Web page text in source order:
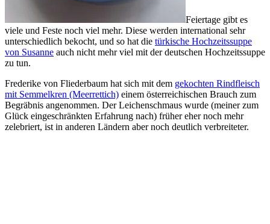
Feiertage gibt es
viele und Feste noch viel mehr. Diese werden international sehr
unterschiedlich bekocht, und so hat die türkische Hochzeitssuppe
von Susanne auch nicht mehr viel mit der deutschen Hochzeitssuppe
zu tun.
Frederike von Fliederbaum hat sich mit dem gekochten Rindfleisch
mit Semmelkren (Meerrettich) einem österreichischen Brauch zum
Begräbnis angenommen. Der Leichenschmaus wurde (meiner zum
Glück eingeschränkten Erfahrung nach) früher eher noch mehr
zelebriert, ist in anderen Ländern aber noch deutlich verbreiteter.